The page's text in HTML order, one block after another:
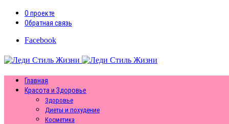
О проекте
Обратная связь
Facebook
Главная
Красота и Здоровье
Здоровье
Диеты и похудение
Косметика